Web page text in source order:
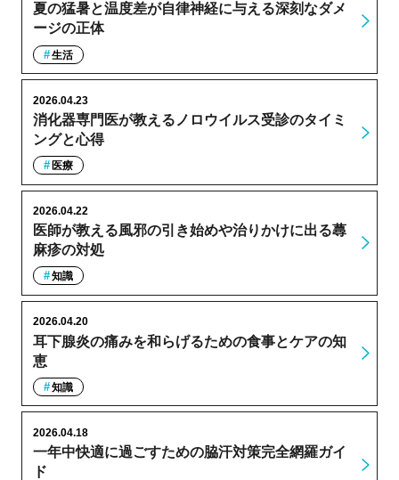
夏の猛暑と温度差が自律神経に与える深刻なダメ
ージの正体
生活
消化器専門医が教えるノロウイルス受診のタイミ
ングと心得
2026.04.23
医療
医師が教える風邪の引き始めや治りかけに出る蕁
麻疹の対処
2026.04.22
知識
耳下腺炎の痛みを和らげるための食事とケアの知
恵
2026.04.20
知識
一年中快適に過ごすための脇汗対策完全網羅ガイ
ド
2026.04.18